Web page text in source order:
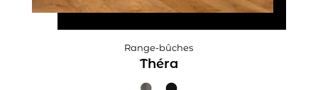
Range-bûches
Théra